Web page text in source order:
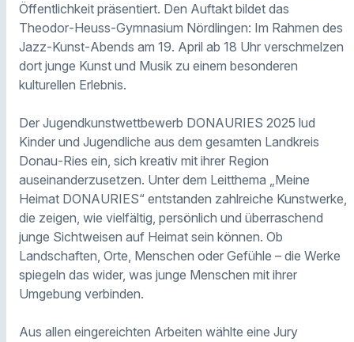
Öffentlichkeit präsentiert. Den Auftakt bildet das
Theodor‑Heuss‑Gymnasium Nördlingen: Im Rahmen des
Jazz‑Kunst‑Abends am 19. April ab 18 Uhr verschmelzen
dort junge Kunst und Musik zu einem besonderen
kulturellen Erlebnis.
Der Jugendkunstwettbewerb DONAURIES 2025 lud
Kinder und Jugendliche aus dem gesamten Landkreis
Donau‑Ries ein, sich kreativ mit ihrer Region
auseinanderzusetzen. Unter dem Leitthema „Meine
Heimat DONAURIES“ entstanden zahlreiche Kunstwerke,
die zeigen, wie vielfältig, persönlich und überraschend
junge Sichtweisen auf Heimat sein können. Ob
Landschaften, Orte, Menschen oder Gefühle – die Werke
spiegeln das wider, was junge Menschen mit ihrer
Umgebung verbinden.
Aus allen eingereichten Arbeiten wählte eine Jury